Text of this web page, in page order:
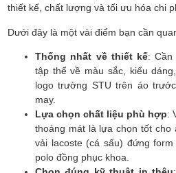
thiết kế, chất lượng và tối ưu hóa chi
Dưới đây là một vài điểm bạn cần
Thống nhất về thiết kế: Cần
tập thể về màu sắc, kiểu
logo trường STU trên áo
may.
Lựa chọn chất liệu phù hợp:
thoáng mát là lựa chọn tốt cho
vải lacoste (cá sấu) đứng
polo đồng phục khoa.